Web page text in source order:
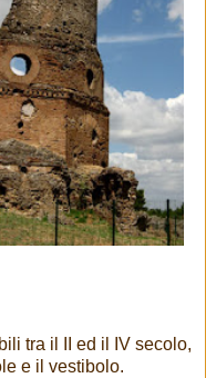
tra il II ed il IV secolo,
e il vestibolo.